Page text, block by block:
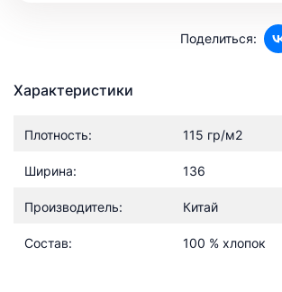
Поделиться:
Характеристики
Плотность: 115 гр/м2
Ширина: 136
Производитель: Китай
Состав: 100 % хлопок